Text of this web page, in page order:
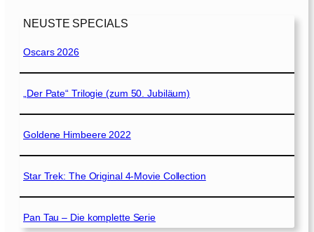
NEUSTE SPECIALS
Oscars 2026
„Der Pate“ Trilogie (zum 50. Jubiläum)
Goldene Himbeere 2022
Star Trek: The Original 4-Movie Collection
Pan Tau – Die komplette Serie